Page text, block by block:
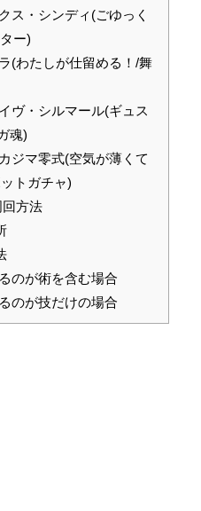
ス・シンディ(ごゆっく
ー)
(わたしが仕留める！/舞
ヴ・シルマール(ギュス
魂)
ジマ零式(空気が薄くて
トガチャ)
方法
のが術を含む場合
のが技だけの場合